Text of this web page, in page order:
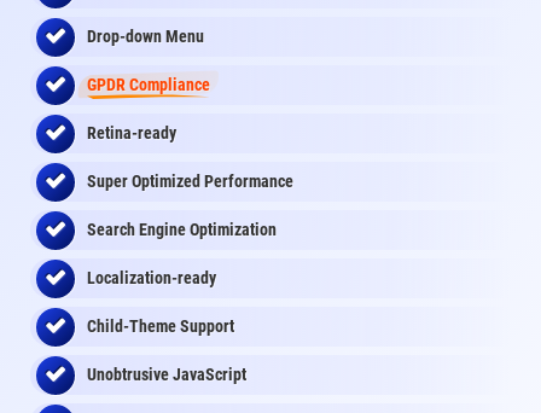
Drop-down Menu
GPDR Compliance
Retina-ready
Super Optimized Performance
Search Engine Optimization
Localization-ready
Child-Theme Support
Unobtrusive JavaScript